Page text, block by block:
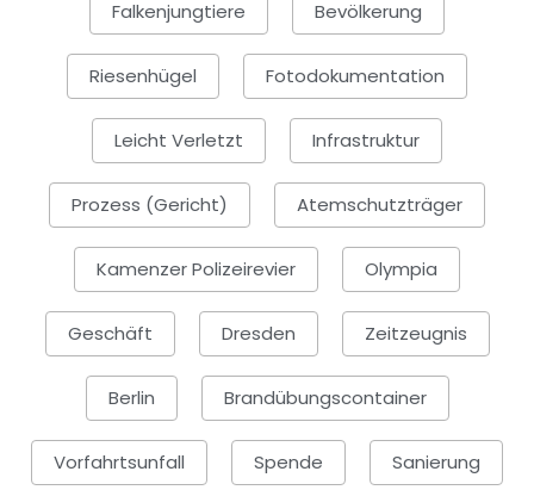
Falkenjungtiere Bevölkerung
Riesenhügel Fotodokumentation
Leicht Verletzt Infrastruktur
Prozess (Gericht) Atemschutzträger
Kamenzer Polizeirevier Olympia
Geschäft Dresden Zeitzeugnis
Berlin Brandübungscontainer
Vorfahrtsunfall Spende Sanierung